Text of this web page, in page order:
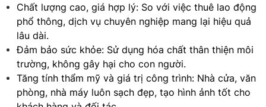
Chất lượng cao, giá hợp lý: So với việc thuê lao động
phổ thông, dịch vụ chuyên nghiệp mang lại hiệu quả
lâu dài.
Đảm bảo sức khỏe: Sử dụng hóa chất thân thiện môi
trường, không gây hại cho con người.
Tăng tính thẩm mỹ và giá trị công trình: Nhà cửa, văn
phòng, nhà máy luôn sạch đẹp, tạo hình ảnh tốt cho